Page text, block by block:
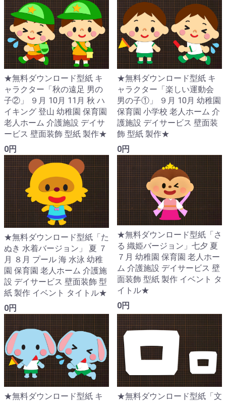
★無料ダウンロード型紙 キ
ャラクター「秋の遠足 男の
子②」 ９月 10月 11月 秋 ハ
イキング 登山 幼稚園 保育園
老人ホーム 介護施設 デイサ
ービス 壁面装飾 型紙 製作★
0円
★無料ダウンロード型紙 キ
ャラクター「楽しい運動会
男の子①」 ９月 10月 幼稚園
保育園 小学校 老人ホーム 介
護施設 デイサービス 壁面装
飾 型紙 製作★
0円
★無料ダウンロード型紙「た
ぬき 水着バージョン」 夏 ７
月 ８月 プール 海 水泳 幼稚
園 保育園 老人ホーム 介護施
設 デイサービス 壁面装飾 型
紙 製作 イベント タイトル★
0円
★無料ダウンロード型紙「さ
る 織姫バージョン」七夕 夏
７月 幼稚園 保育園 老人ホー
ム 介護施設 デイサービス 壁
面装飾 型紙 製作 イベント タ
イトル★
0円
★無料ダウンロード型紙 キ
★無料ダウンロード型紙「文